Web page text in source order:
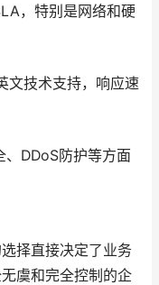
，特别是网络和硬
文技术支持，响应速
、DDoS防护等方面
择直接决定了业务
虞和完全控制的企